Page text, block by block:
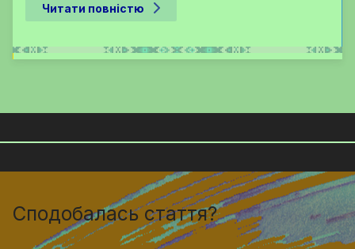
Читати повністю
Сподобалась стаття?